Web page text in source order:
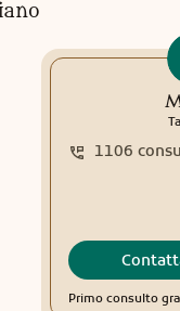
1106
Primo consulto